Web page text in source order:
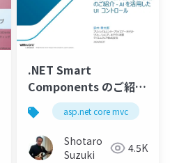
azure openai
.NET Smart
Components のご紹介
- AI を活用した UI コン
トロール
asp.net core mvc
Shotaro
Suzuki
4.5K